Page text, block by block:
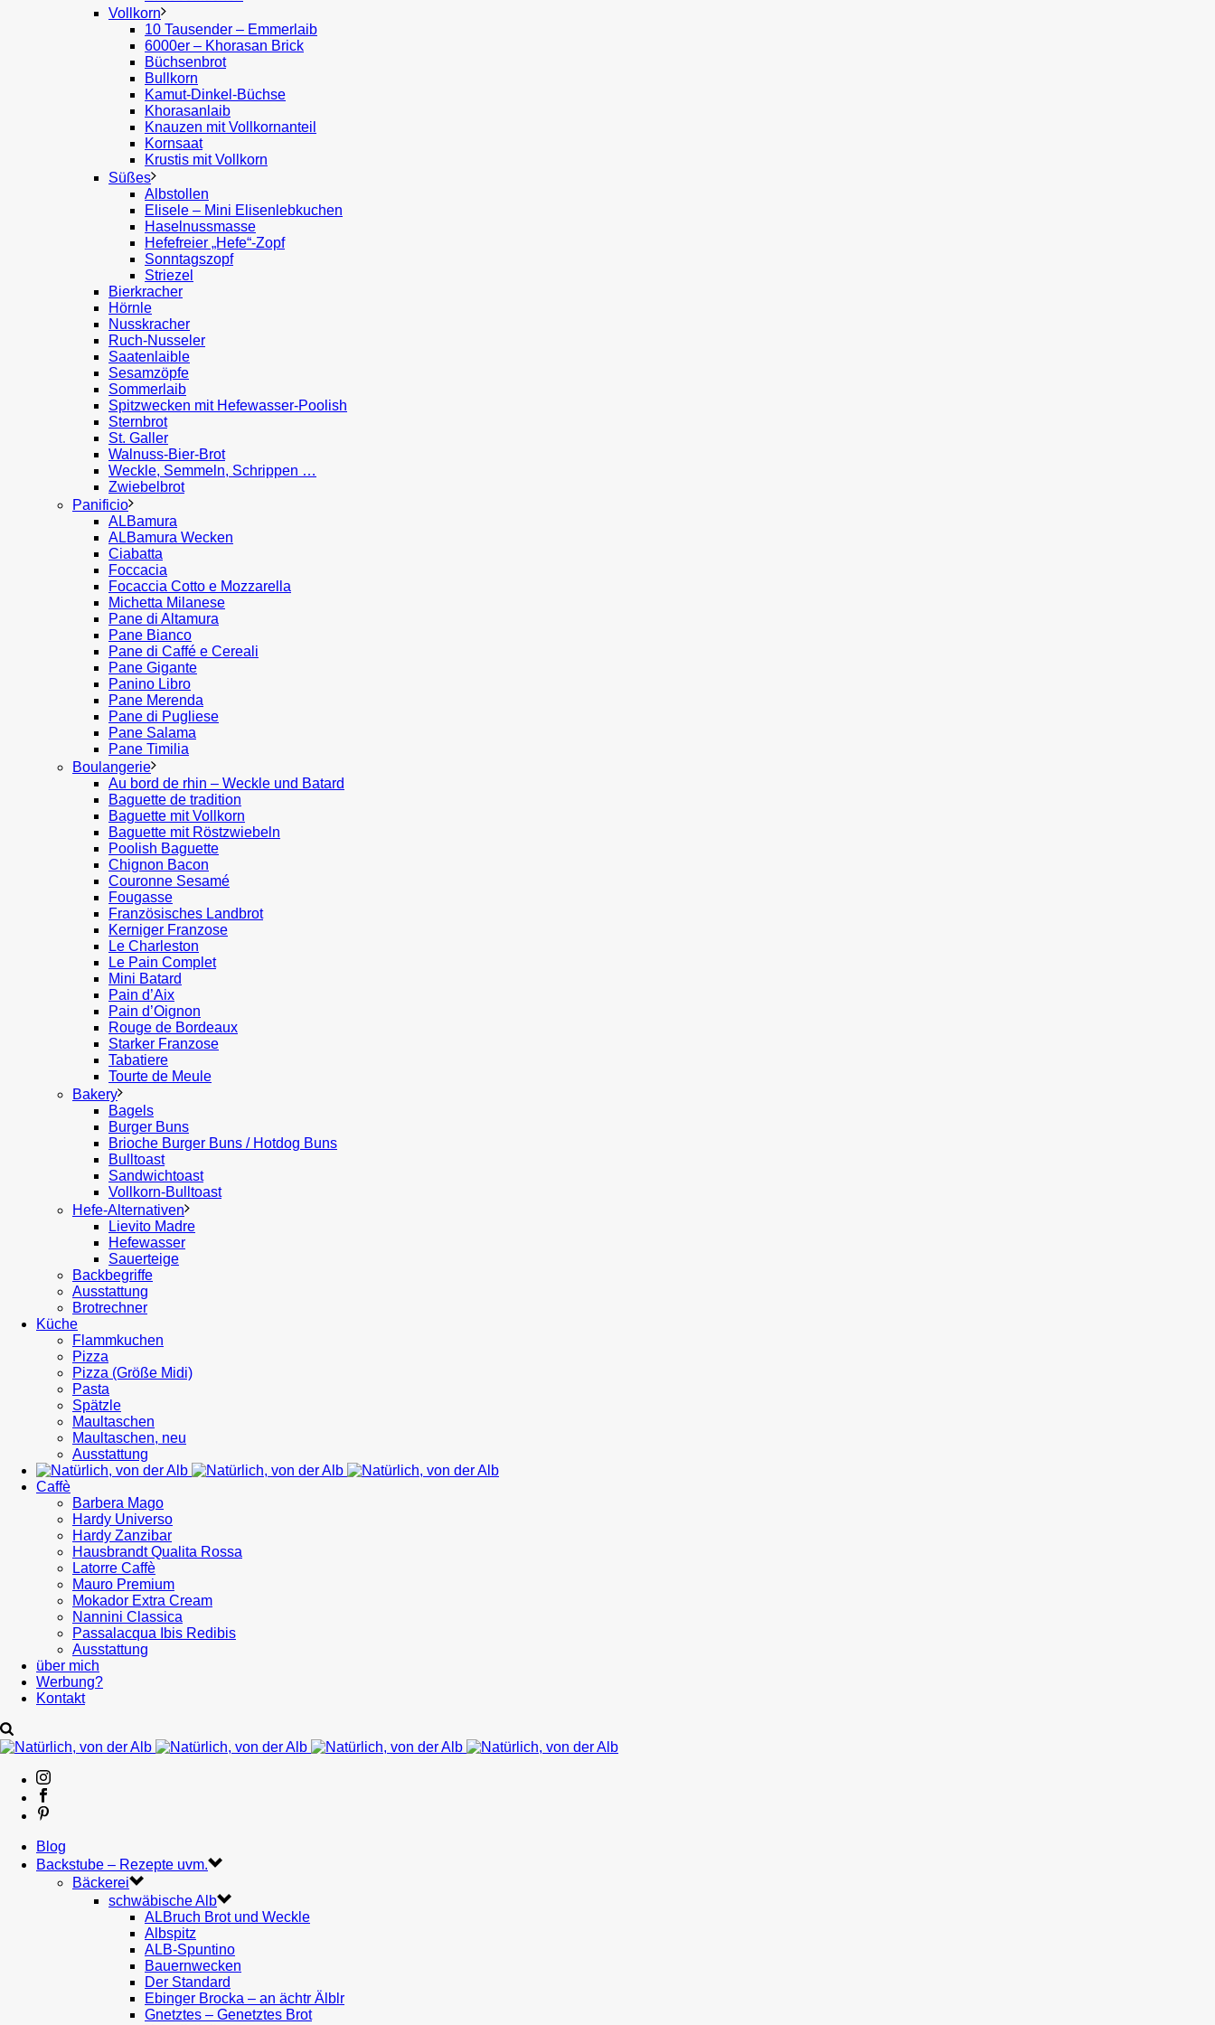
Vollkorn
10 Tausender – Emmerlaib
6000er – Khorasan Brick
Büchsenbrot
Bullkorn
Kamut-Dinkel-Büchse
Khorasanlaib
Knauzen mit Vollkornanteil
Kornsaat
Krustis mit Vollkorn
Süßes
Albstollen
Elisele – Mini Elisenlebkuchen
Haselnussmasse
Hefefreier „Hefe“-Zopf
Sonntagszopf
Striezel
Bierkracher
Hörnle
Nusskracher
Ruch-Nusseler
Saatenlaible
Sesamzöpfe
Sommerlaib
Spitzwecken mit Hefewasser-Poolish
Sternbrot
St. Galler
Walnuss-Bier-Brot
Weckle, Semmeln, Schrippen …
Zwiebelbrot
Panificio
ALBamura
ALBamura Wecken
Ciabatta
Foccacia
Focaccia Cotto e Mozzarella
Michetta Milanese
Pane di Altamura
Pane Bianco
Pane di Caffé e Cereali
Pane Gigante
Panino Libro
Pane Merenda
Pane di Pugliese
Pane Salama
Pane Timilia
Boulangerie
Au bord de rhin – Weckle und Batard
Baguette de tradition
Baguette mit Vollkorn
Baguette mit Röstzwiebeln
Poolish Baguette
Chignon Bacon
Couronne Sesamé
Fougasse
Französisches Landbrot
Kerniger Franzose
Le Charleston
Le Pain Complet
Mini Batard
Pain d’Aix
Pain d’Oignon
Rouge de Bordeaux
Starker Franzose
Tabatiere
Tourte de Meule
Bakery
Bagels
Burger Buns
Brioche Burger Buns / Hotdog Buns
Bulltoast
Sandwichtoast
Vollkorn-Bulltoast
Hefe-Alternativen
Lievito Madre
Hefewasser
Sauerteige
Backbegriffe
Ausstattung
Brotrechner
Küche
Flammkuchen
Pizza
Pizza (Größe Midi)
Pasta
Spätzle
Maultaschen
Maultaschen, neu
Ausstattung
Caffè
Barbera Mago
Hardy Universo
Hardy Zanzibar
Hausbrandt Qualita Rossa
Latorre Caffè
Mauro Premium
Mokador Extra Cream
Nannini Classica
Passalacqua Ibis Redibis
Ausstattung
über mich
Werbung?
Kontakt
Blog
Backstube – Rezepte uvm.
Bäckerei
schwäbische Alb
ALBruch Brot und Weckle
Albspitz
ALB-Spuntino
Bauernwecken
Der Standard
Ebinger Brocka – an ächtr Älblr
Gnetztes – Genetztes Brot